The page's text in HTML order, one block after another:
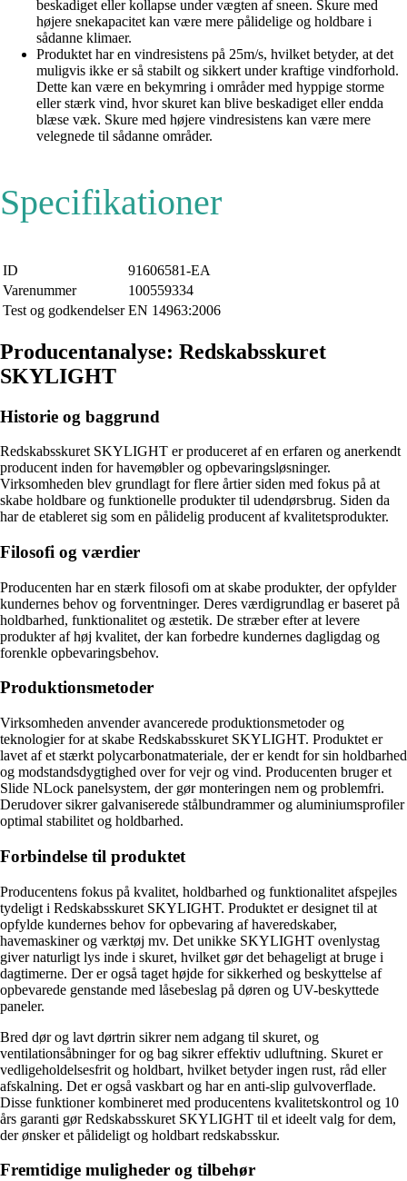
beskadiget eller kollapse under vægten af sneen. Skure med
højere snekapacitet kan være mere pålidelige og holdbare i
sådanne klimaer.
Produktet har en vindresistens på 25m/s, hvilket betyder, at det
muligvis ikke er så stabilt og sikkert under kraftige vindforhold.
Dette kan være en bekymring i områder med hyppige storme
eller stærk vind, hvor skuret kan blive beskadiget eller endda
blæse væk. Skure med højere vindresistens kan være mere
velegnede til sådanne områder.
Specifikationer
ID
91606581-EA
Varenummer
100559334
Test og godkendelser EN 14963:2006
Producentanalyse: Redskabsskuret
SKYLIGHT
Historie og baggrund
Redskabsskuret SKYLIGHT er produceret af en erfaren og anerkendt
producent inden for havemøbler og opbevaringsløsninger.
Virksomheden blev grundlagt for flere årtier siden med fokus på at
skabe holdbare og funktionelle produkter til udendørsbrug. Siden da
har de etableret sig som en pålidelig producent af kvalitetsprodukter.
Filosofi og værdier
Producenten har en stærk filosofi om at skabe produkter, der opfylder
kundernes behov og forventninger. Deres værdigrundlag er baseret på
holdbarhed, funktionalitet og æstetik. De stræber efter at levere
produkter af høj kvalitet, der kan forbedre kundernes dagligdag og
forenkle opbevaringsbehov.
Produktionsmetoder
Virksomheden anvender avancerede produktionsmetoder og
teknologier for at skabe Redskabsskuret SKYLIGHT. Produktet er
lavet af et stærkt polycarbonatmateriale, der er kendt for sin holdbarhed
og modstandsdygtighed over for vejr og vind. Producenten bruger et
Slide NLock panelsystem, der gør monteringen nem og problemfri.
Derudover sikrer galvaniserede stålbundrammer og aluminiumsprofiler
optimal stabilitet og holdbarhed.
Forbindelse til produktet
Producentens fokus på kvalitet, holdbarhed og funktionalitet afspejles
tydeligt i Redskabsskuret SKYLIGHT. Produktet er designet til at
opfylde kundernes behov for opbevaring af haveredskaber,
havemaskiner og værktøj mv. Det unikke SKYLIGHT ovenlystag
giver naturligt lys inde i skuret, hvilket gør det behageligt at bruge i
dagtimerne. Der er også taget højde for sikkerhed og beskyttelse af
opbevarede genstande med låsebeslag på døren og UV-beskyttede
paneler.
Bred dør og lavt dørtrin sikrer nem adgang til skuret, og
ventilationsåbninger for og bag sikrer effektiv udluftning. Skuret er
vedligeholdelsesfrit og holdbart, hvilket betyder ingen rust, råd eller
afskalning. Det er også vaskbart og har en anti-slip gulvoverflade.
Disse funktioner kombineret med producentens kvalitetskontrol og 10
års garanti gør Redskabsskuret SKYLIGHT til et ideelt valg for dem,
der ønsker et pålideligt og holdbart redskabsskur.
Fremtidige muligheder og tilbehør